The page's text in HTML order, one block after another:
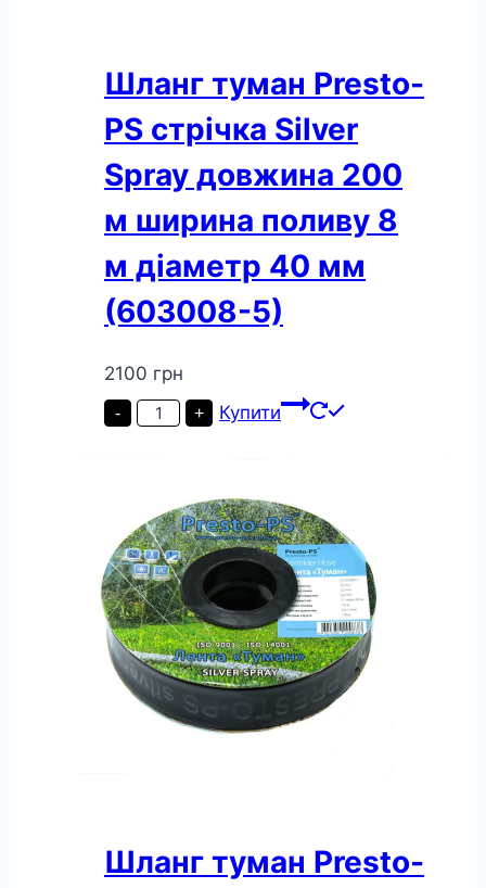
Шланг туман Presto-
PS стрічка Silver
Spray довжина 200
м ширина поливу 8
м діаметр 40 мм
(603008-5)
2100 грн
-
Шланг
туман
Spray
довжина
200
м
ширина
поливу
8
м
діаметр
40
мм
(603008-
+ Купити
Шланг туман Presto-